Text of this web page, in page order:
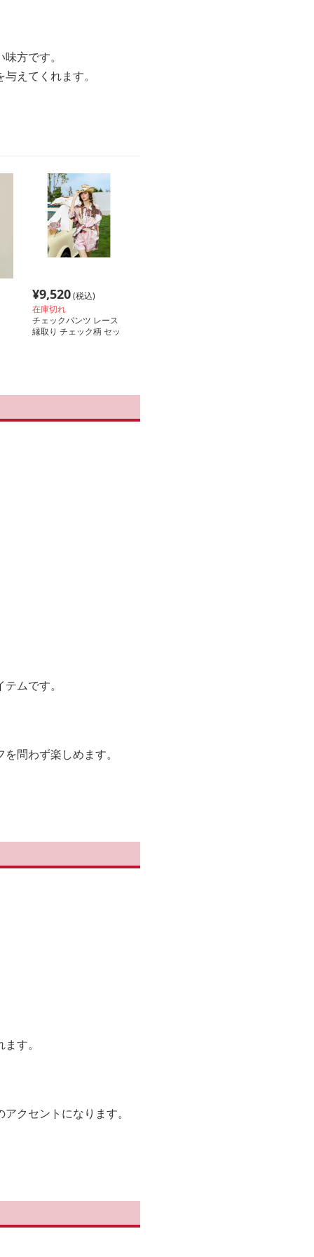
方です。
えてくれます。
¥9,520(税込)
在庫切れ
チェックパンツ レース
縁取り チェック柄 セッ
テムです。
問わず楽しめます。
す。
クセントになります。